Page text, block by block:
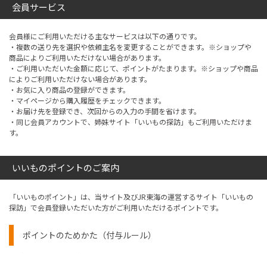
会員サービス
会員様にご利用いただける主なサービスは以下の通りです。
・複数の送り先を選択や依頼主名を変更することができます。※ショップや
商品によりご利用いただけない場合があります。
・ご利用いただいた金額に応じて、ポイントがたまります。※ショップや商品
によりご利用いただけない場合があります。
・お気に入り商品の登録ができます。
・マイページから購入履歴をチェックできます。
・お届け先を登録でき、次回からの入力の手間を省けます。
・同じ会員アカウントで、姉妹サイト「いいもの探訪」もご利用いただけま
す。
いいものポイントのご案内
「いいものポイント」は、当サイト及びJR東海の運営するサイト「いいもの
探訪」で会員登録いただいた方がご利用いただけるポイントです。
ポイントのためかた（付与ルール）